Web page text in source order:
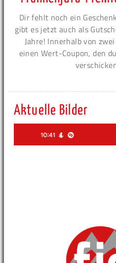
Dir fehlt noch ein
gibt es jetzt auch als
Jahre! Innerhalb von
einen Wert-Coupon, den
Aktuelle Bilder